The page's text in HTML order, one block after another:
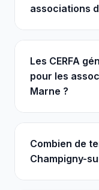
associations
Les CERFA
pour les
Marne ?
Combien de
Champigny-